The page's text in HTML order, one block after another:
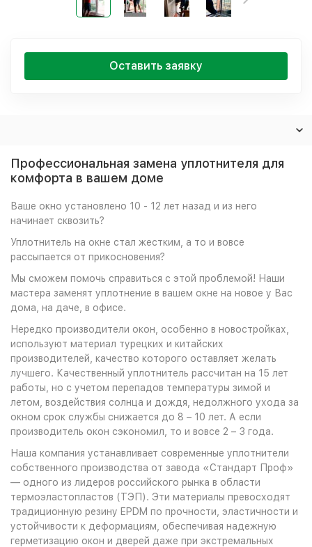
Оставить заявку
Профессиональная замена уплотнителя для
комфорта в вашем доме
Ваше окно установлено 10 - 12 лет назад и из него
начинает сквозить?
Уплотнитель на окне стал жестким, а то и вовсе
рассыпается от прикосновения?
Мы сможем помочь справиться с этой проблемой! Наши
мастера заменят уплотнение в вашем окне на новое у Вас
дома, на даче, в офисе.
Нередко производители окон, особенно в новостройках,
используют материал турецких и китайских
производителей, качество которого оставляет желать
лучшего. Качественный уплотнитель рассчитан на 15 лет
работы, но с учетом перепадов температуры зимой и
летом, воздействия солнца и дождя, недолжного ухода за
окном срок службы снижается до 8 – 10 лет. А если
производитель окон сэкономил, то и вовсе 2 – 3 года.
Наша компания устанавливает современные уплотнители
собственного производства от завода «Стандарт Проф»
— одного из лидеров российского рынка в области
термоэластопластов (ТЭП). Эти материалы превосходят
традиционную резину EPDM по прочности, эластичности и
устойчивости к деформациям, обеспечивая надежную
герметизацию окон и дверей даже при экстремальных